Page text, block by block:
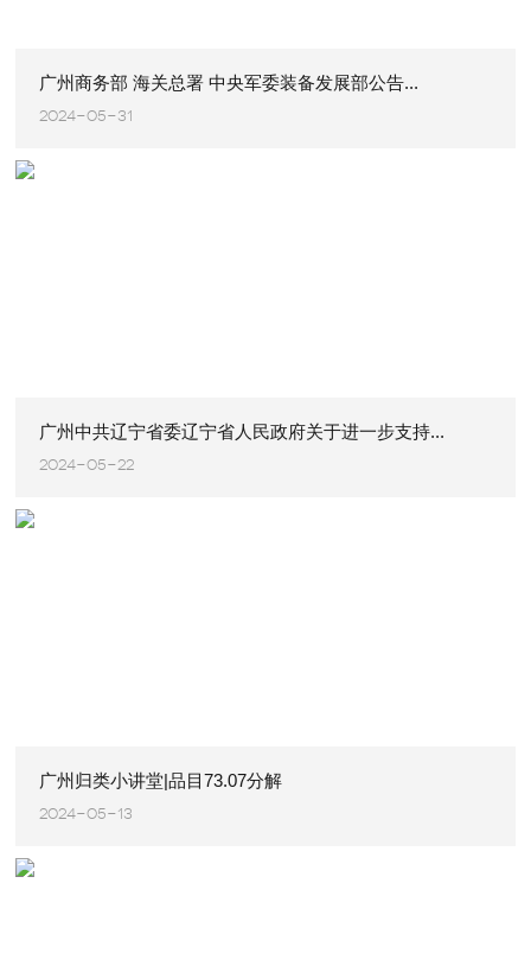
广州商务部 海关总署 中央军委装备发展部公告...
2024-05-31
广州中共辽宁省委辽宁省人民政府关于进一步支持...
2024-05-22
广州归类小讲堂|品目73.07分解
2024-05-13